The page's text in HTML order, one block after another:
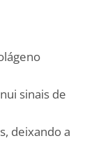
sinais de
deixando a